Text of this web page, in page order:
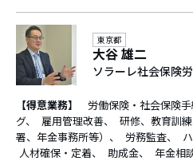
大谷 雄二
東京都
ソラーレ社会保険
【得意業務】 労働保険・社会保険
グ
雇用管理改善 研修、教育訓練
署、年金事務所等）
労務監査
人材確保・定着
助成金 年金相